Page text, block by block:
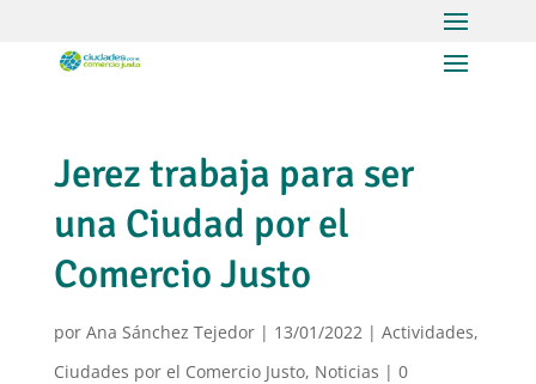
Jerez trabaja para ser
una Ciudad por el
Comercio Justo
por Ana Sánchez Tejedor| 13/01/2022 | Actividades,
Ciudades por el Comercio Justo, Noticias | 0